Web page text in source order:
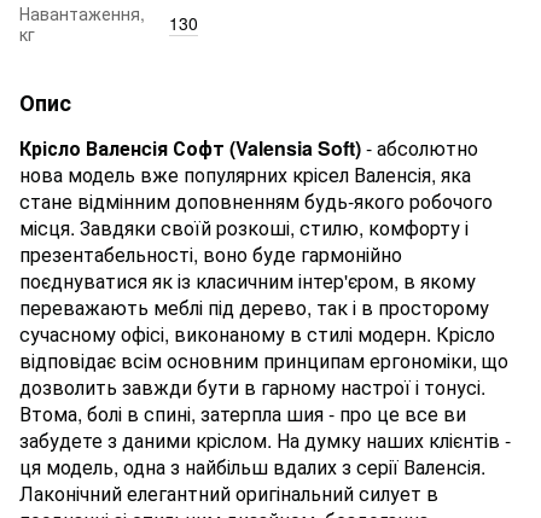
Навантаження,
кг
130
Опис
Крісло Валенcія Софт (Valensia Soft)- абсолютно
нова модель вже популярних крісел Валенсія, яка
стане відмінним доповненням будь-якого робочого
місця. Завдяки своїй розкоші, стилю, комфорту і
презентабельності, воно буде гармонійно
поєднуватися як із класичним інтер'єром, в якому
переважають меблі під дерево, так і в просторому
сучасному офісі, виконаному в стилі модерн. Крісло
відповідає всім основним принципам ергономіки, що
дозволить завжди бути в гарному настрої і тонусі.
Втома, болі в спині, затерпла шия - про це все ви
забудете з даними кріслом. На думку наших клієнтів -
ця модель, одна з найбільш вдалих з серії Валенсія.
Лаконічний елегантний оригінальний силует в